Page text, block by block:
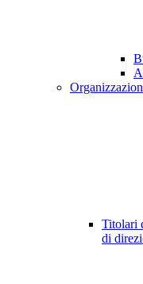
Titolari
di